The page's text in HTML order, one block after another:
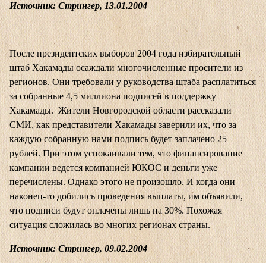
Источник: Стрингер, 13.01.2004
После президентских выборов 2004 года избирательный
штаб Хакамады осаждали многочисленные просители из
регионов. Они требовали у руководства штаба расплатиться
за собранные 4,5 миллиона подписей в поддержку
Хакамады. Жители Новгородской области рассказали
СМИ, как представители Хакамады заверили их, что за
каждую собранную нами подпись будет заплачено 25
рублей. При этом успокаивали тем, что финансирование
кампании ведется компанией ЮКОС и деньги уже
перечислены. Однако этого не произошло. И когда они
наконец-то добились проведения выплаты, им объявили,
что подписи будут оплачены лишь на 30%. Похожая
ситуация сложилась во многих регионах страны.
Источник: Стрингер, 09.02.2004